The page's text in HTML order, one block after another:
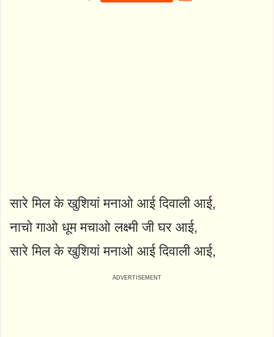
सारे मिल के खुशियां मनाओ आई दिवाली आई,
नाचो गाओ धूम मचाओ लक्ष्मी जी घर आई,
सारे मिल के खुशियां मनाओ आई दिवाली आई,